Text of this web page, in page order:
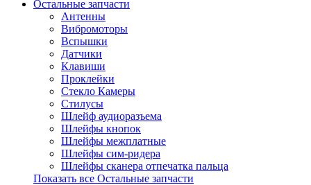
Остальные запчасти
Антенны
Вибромоторы
Вспышки
Датчики
Клавиши
Проклейки
Стекло Камеры
Стилусы
Шлейф аудиоразъема
Шлейфы кнопок
Шлейфы межплатные
Шлейфы сим-ридера
Шлейфы сканера отпечатка пальца
Показать все Остальные запчасти